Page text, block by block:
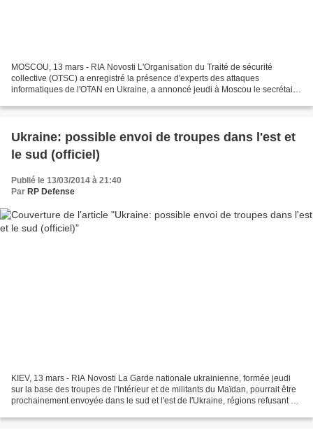
MOSCOU, 13 mars - RIA Novosti L'Organisation du Traité de sécurité
collective (OTSC) a enregistré la présence d'experts des attaques
informatiques de l'OTAN en Ukraine, a annoncé jeudi à Moscou le secrétaire
Ukraine: possible envoi de troupes dans l'est et
le sud (officiel)
Publié le 13/03/2014 à 21:40
Par RP Defense
KIEV, 13 mars - RIA Novosti La Garde nationale ukrainienne, formée jeudi
sur la base des troupes de l'Intérieur et de militants du Maïdan, pourrait être
prochainement envoyée dans le sud et l'est de l'Ukraine, régions refusant de